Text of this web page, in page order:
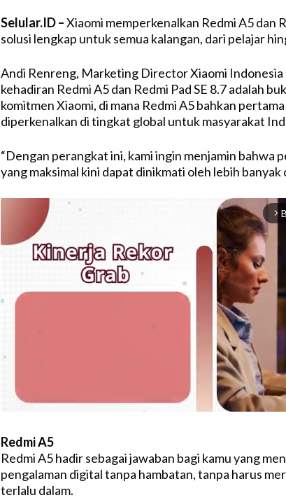
Selular.ID –Xiaomi memperkenalkan Redmi A5 dan
solusi lengkap untuk semua kalangan, dari pelajar
Andi Renreng, Marketing Director Xiaomi Indonesia
kehadiran Redmi A5 dan Redmi Pad SE 8.7 adalah
komitmen Xiaomi, di mana Redmi A5 bahkan
diperkenalkan di tingkat global untuk masyarakat
“Dengan perangkat ini, kami ingin menjamin bahwa
yang maksimal kini dapat dinikmati oleh lebih banyak
arrow_forward_ios
Redmi A5
Redmi A5 hadir sebagai jawaban bagi kamu yang
pengalaman digital tanpa hambatan, tanpa harus
terlalu dalam.